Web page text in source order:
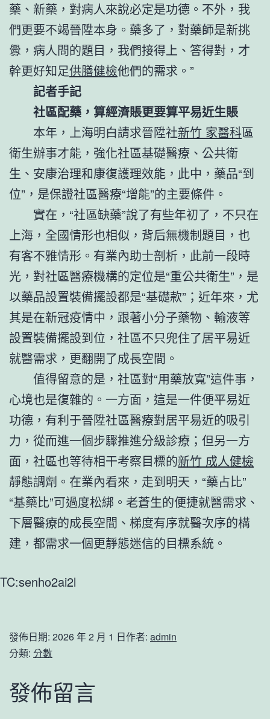
藥、新藥，對病人來說必定是功德。不外，我
們更要不竭晉陞本身。藥多了，對藥師是新挑
釁，病人問的題目，我們接得上、答得對，才
幹更好知足供膳健檢他們的需求。”
記者手記
社區配藥，算經濟賬更要算平易近生賬
本年，上海明白請求晉陞社新竹 家醫科區
衛生辦事才能，強化社區基礎醫療、公共衛
生、安康治理和康復護理效能，此中，藥品“到
位”，是保證社區醫療“增能”的主要條件。
實在，“社區缺藥”說了有些年初了，不只在
上海，全國情形也相似，背后無機制題目，也
有客不雅情形。有業內助士剖析，此前一段時
光，對社區醫療機構的定位是“重公共衛生”，是
以藥品設置裝備擺設都是“基礎款”；近年來，尤
其是在新冠疫情中，跟著小分子藥物、輸液等
設置裝備擺設到位，社區不只兜住了居平易近
就醫需求，更翻開了成長空間。
值得留意的是，社區對“用藥放寬”這件事，
心境也是復雜的。一方面，這是一件便平易近
功德，有利于晉陞社區醫療對居平易近的吸引
力，從而進一個步驟推進分級診療；但另一方
面，社區也等待相干考察目標的新竹 成人健檢
靜態調劑。在業內看來，走到明天，“藥占比”
“基藥比”可過度松綁。老蒼生的便捷就醫需求、
下層醫療的成長空間、梯度有序就醫次序的構
建，都需求一個更靜態迷信的目標系統。
TC:senho2ai2l
發佈日期: 2026 年 2 月 1 日作者: admin
分類: 分數
發佈留言